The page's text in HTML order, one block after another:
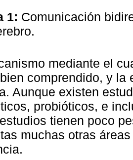
1: Comunicación
mediante el
comprendido, y
Aunque existen
probióticos, e
tienen poco
muchas otras